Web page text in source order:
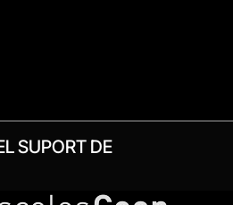
SUPORT DE